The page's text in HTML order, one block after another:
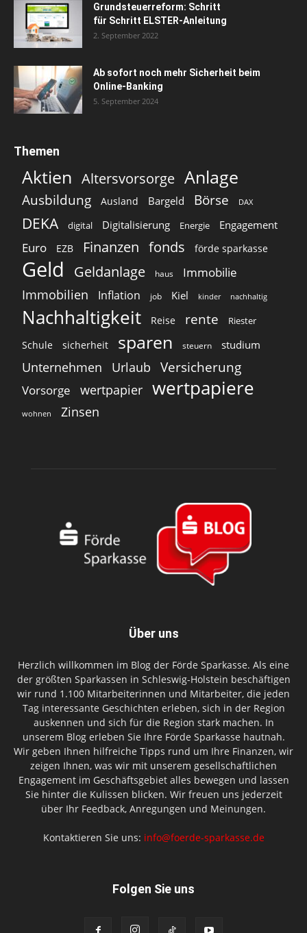
Grundsteuerreform: Schritt
für Schritt ELSTER-Anleitung
2. September 2022
Ab sofort noch mehr Sicherheit beim
Online-Banking
5. September 2024
Themen
Aktien Altersvorsorge Anlage
Ausbildung Ausland Bargeld Börse DAX
DEKA digital Digitalisierung Energie Engagement
Euro EZB Finanzen fonds förde sparkasse
Geld Geldanlage haus Immobilie
Immobilien Inflation job Kiel kinder nachhaltig
Nachhaltigkeit Reise rente Riester
Schule sicherheit sparen steuern studium
Unternehmen Urlaub Versicherung
Vorsorge wertpapier wertpapiere
wohnen Zinsen
Über uns
Herzlich willkommen im Blog der Förde Sparkasse. Als eine
der größten Sparkassen in Schleswig-Holstein beschäftigen
wir rund 1.100 Mitarbeiterinnen und Mitarbeiter, die jeden
Tag interessante Geschichten erleben, sich in der Region
auskennen und sich für die Region stark machen. In
unserem Blog erleben Sie Ihre Förde Sparkasse hautnah.
Wir geben Ihnen hilfreiche Tipps rund um Ihre Finanzen, wir
zeigen Ihnen, was wir mit unserem gesellschaftlichen
Engagement im Geschäftsgebiet alles bewegen und lassen
Sie hinter die Kulissen blicken. Wir freuen uns jederzeit
über Ihr Feedback, Anregungen und Meinungen.
Kontaktieren Sie uns: info@foerde-sparkasse.de
Folgen Sie uns